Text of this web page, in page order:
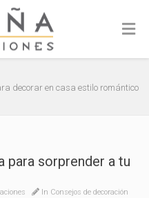
decorar en casa estilo romántico
para sorprender a tu
In Consejos de decoración